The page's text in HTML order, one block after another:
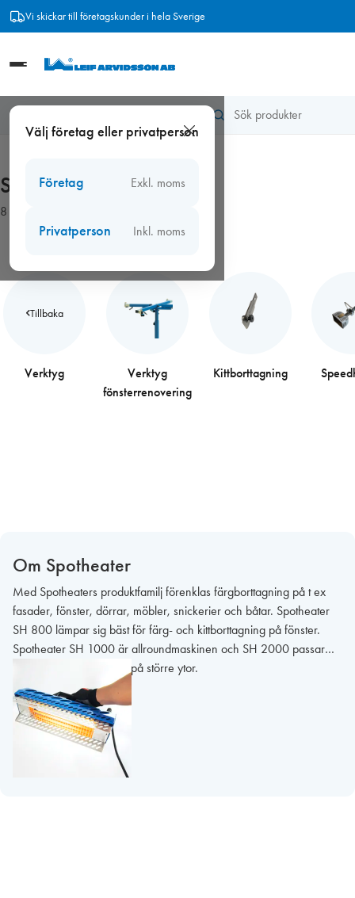
Hoppa
Vi skickar till företagskunder i hela Sverige
Välj företag eller privatperson
Företag Exkl. moms
Privatperson Inkl. moms
Spotheater
8 produkter
Tillbaka
Verktyg
Verktyg
fönsterrenovering
Kittborttagning
Om Spotheater
Med Spotheaters produktfamilj förenklas färgborttagning på t ex
fasader, fönster, dörrar, möbler, snickerier och båtar. Spotheater
SH 800 lämpar sig bäst för färg- och kittborttagning på fönster.
Spotheater SH 1000 är allroundmaskinen och SH 2000 passar
bäst för färgborttagning på större ytor.